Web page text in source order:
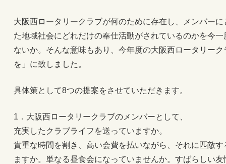
大阪西ロータリークラブが何のために存在し、メンバー
た地域社会にどれだけの奉仕活動がされているのかを今
ないか。そんな意味もあり、今年度の大阪西ロータリー
を」に致しました。
具体策として8つの提案をさせていただきます。
1．大阪西ロータリークラブのメンバーとして、
充実したクラブライフを送っていますか。
貴重な時間を割き、高い会費を払いながら、それに匹敵
ますか。単なる昼食会になっていませんか。すばらしい